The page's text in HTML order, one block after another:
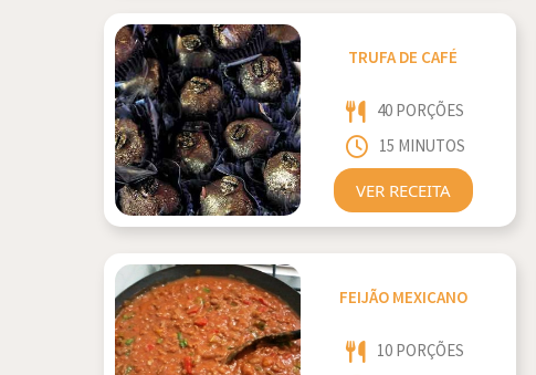
TRUFA DE CAFÉ
40 PORÇÕES
15 MINUTOS
VER RECEITA
FEIJÃO MEXICANO
10 PORÇÕES